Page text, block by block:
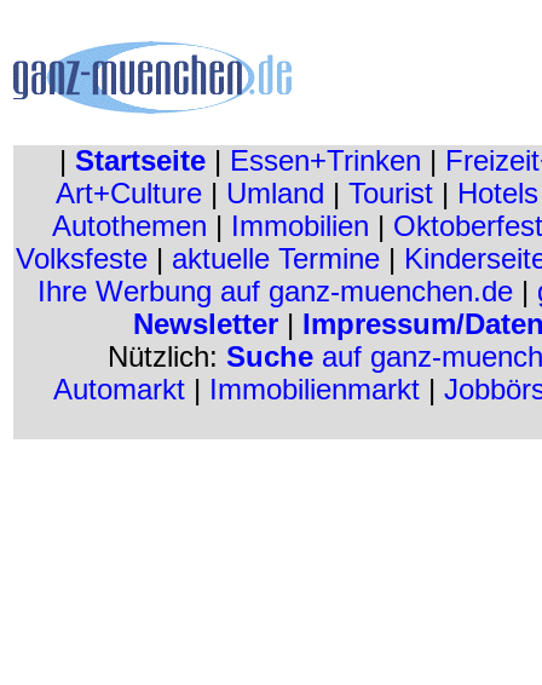
| Startseite | Essen+Trinken |
Art+Culture| Umland | Tourist| Hotels
Autothemen | Immobilien | Oktoberfest
Volksfeste| aktuelle Termine|
Ihre Werbung auf ganz-muenchen.de|
Newsletter | Impressum/
Nützlich: Suche auf ganz-
Automarkt | Immobilienmarkt|